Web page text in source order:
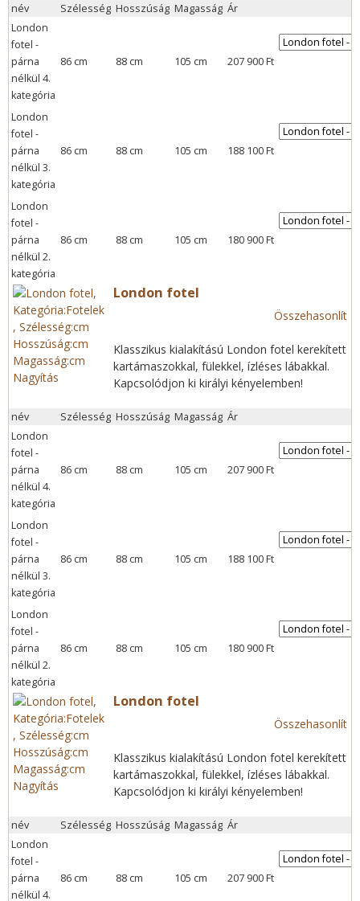
név Szélesség Hosszúság Magasság Ár
London
fotel -
párna
nélkül 4.
kategória
86 cm 88 cm 105 cm 207 900 Ft
London
fotel -
párna
nélkül 3.
kategória
86 cm 88 cm 105 cm 188 100 Ft
London
fotel -
párna
nélkül 2.
kategória
86 cm 88 cm 105 cm 180 900 Ft
Nagyítás
London fotel
Összehasonlít
Klasszikus kialakítású London fotel kerekített
kartámaszokkal, fülekkel, ízléses lábakkal.
Kapcsolódjon ki királyi kényelemben!
név Szélesség Hosszúság Magasság Ár
London
fotel -
párna
nélkül 4.
kategória
86 cm 88 cm 105 cm 207 900 Ft
London
fotel -
párna
nélkül 3.
kategória
86 cm 88 cm 105 cm 188 100 Ft
London
fotel -
párna
nélkül 2.
kategória
86 cm 88 cm 105 cm 180 900 Ft
Nagyítás
London fotel
Összehasonlít
Klasszikus kialakítású London fotel kerekített
kartámaszokkal, fülekkel, ízléses lábakkal.
Kapcsolódjon ki királyi kényelemben!
név Szélesség Hosszúság Magasság Ár
London
fotel -
párna
nélkül 4.
86 cm 88 cm 105 cm 207 900 Ft